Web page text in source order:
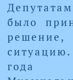
было
решение,
года в